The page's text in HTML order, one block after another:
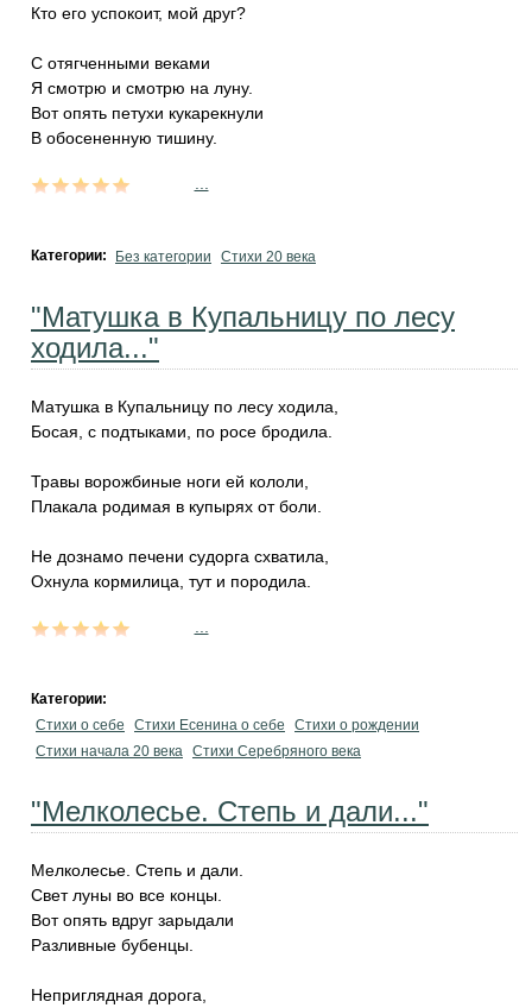
Кто его успокоит, мой друг?
С отягченными веками
Я смотрю и смотрю на луну.
Вот опять петухи кукарекнули
В обосененную тишину.
Категории: Без категории Стихи 20 века
"Матушка в Купальницу по лесу
ходила..."
Матушка в Купальницу по лесу ходила,
Босая, с подтыками, по росе бродила.
Травы ворожбиные ноги ей кололи,
Плакала родимая в купырях от боли.
Не дознамо печени судорга схватила,
Охнула кормилица, тут и породила.
Категории:
Стихи о себе
Стихи Есенина о себе
Стихи о рождении
Стихи начала 20 века
Стихи Серебряного века
"Мелколесье. Степь и дали..."
Мелколесье. Степь и дали.
Свет луны во все концы.
Вот опять вдруг зарыдали
Разливные бубенцы.
Неприглядная дорога,